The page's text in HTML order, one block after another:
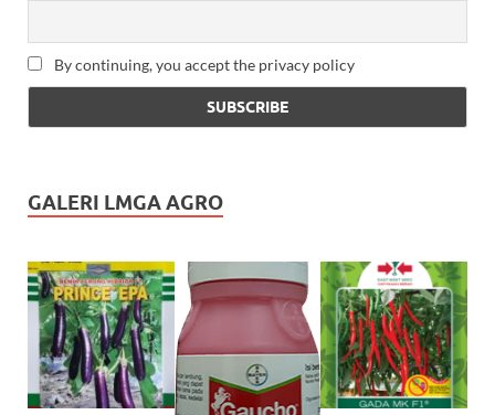
By continuing, you accept the privacy policy
GALERI LMGA AGRO